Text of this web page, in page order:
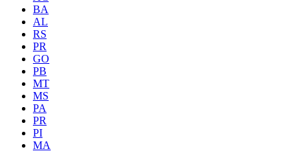
BA
AL
RS
PR
GO
PB
MT
MS
PA
PR
PI
MA